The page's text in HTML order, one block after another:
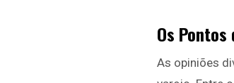
Os
As opiniões